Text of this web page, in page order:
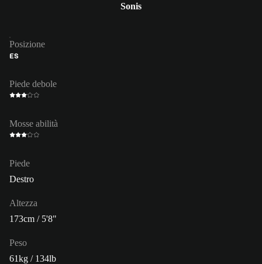
Sonis
Posizione
ES
Piede debole
Mosse abilità
Piede
Destro
Altezza
173cm / 5'8"
Peso
61kg / 134lb